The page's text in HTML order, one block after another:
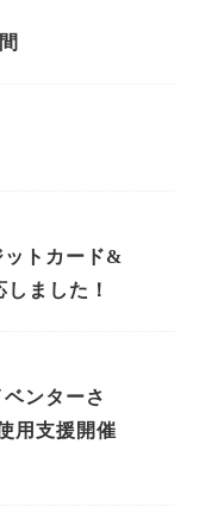
トカード&
ました！
ンターさ
用支援開催